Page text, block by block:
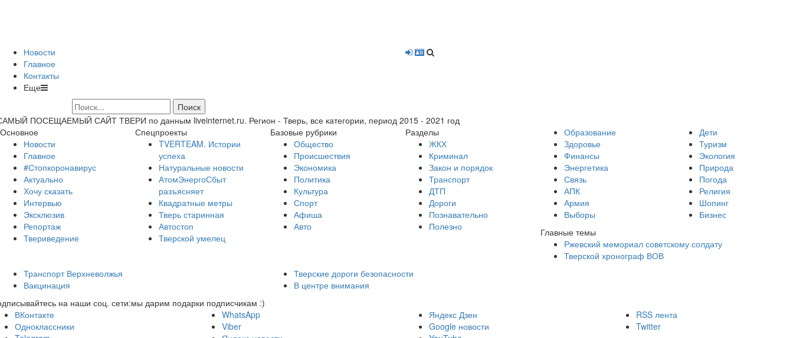
Новости
Главное
Контакты
Еще
ПОСЕЩАЕМЫЙ САЙТ ТВЕРИ по данным liveinternet.ru. Регион - Тверь, все категории, период 2015 - 2021 год
Основное
Новости
Главное
#Стопкоронавирус
Актуально
Хочу сказать
Интервью
Эксклюзив
Репортаж
Твериведение
Спецпроекты
TVERTEAM. Истории
успеха
Натуральные новости
АтомЭнергоСбыт
разъясняет
Квадратные метры
Тверь старинная
Автостоп
Тверской умелец
Базовые рубрики
Общество
Происшествия
Экономика
Политика
Культура
Спорт
Афиша
Авто
Разделы
ЖКХ
Криминал
Закон и порядок
Транспорт
ДТП
Дороги
Познавательно
Полезно
Образование
Здоровье
Финансы
Энергетика
Связь
АПК
Армия
Выборы
Дети
Туризм
Экология
Природа
Погода
Религия
Шопинг
Бизнес
Главные темы
Ржевский мемориал советскому солдату
Тверской хронограф ВОВ
Транспорт Верхневолжья
Вакцинация
Тверские дороги безопасности
В центре внимания
на наши соц. сети:мы дарим подарки подписчикам :)
ВКонтакте
Одноклассники
WhatsApp
Viber
Яндекс Дзен
Google новости
RSS лента
Twitter